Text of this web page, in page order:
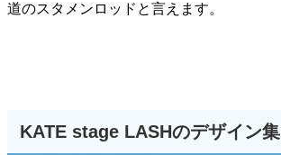
道のスタメンロッドと言えます。
KATE stage LASHのデザイン集